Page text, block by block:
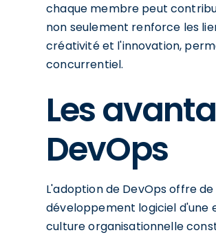
chaque membre peut
non seulement renforce les
créativité et l'innovation,
concurrentiel.
Les
DevOps
L'adoption de DevOps offre
développement logiciel d'une
culture organisationnelle